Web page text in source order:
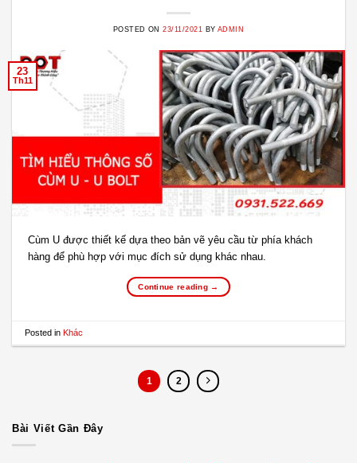
Bài Viết Gần Đây
POSTED ON23/11/2021 BY ADMIN
23
Th11
Cùm U được thiết kế dựa theo bản vẽ yêu cầu từ phía khách
hàng để phù hợp với mục đích sử dụng khác nhau.
Continue reading →
Posted in Khác
1 2